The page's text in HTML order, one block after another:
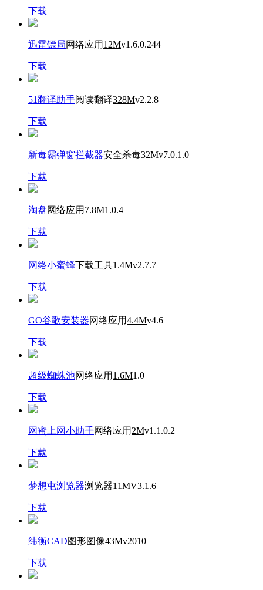
下载
迅雷镖局网络应用 12Mv1.6.0.244
下载
51翻译助手阅读翻译328Mv2.2.8
下载
新毒霸弹窗拦截器安全杀毒32Mv7.0.1.0
下载
淘盘网络应用 7.8M1.0.4
下载
网络小蜜蜂下载工具1.4Mv2.7.7
下载
GO谷歌安装器网络应用4.4Mv4.6
下载
超级蜘蛛池网络应用 1.6M1.0
下载
网蜜上网小助手网络应用 2Mv1.1.0.2
下载
梦想屯浏览器浏览器11MV3.1.6
下载
纬衡CAD图形图像43Mv2010
下载